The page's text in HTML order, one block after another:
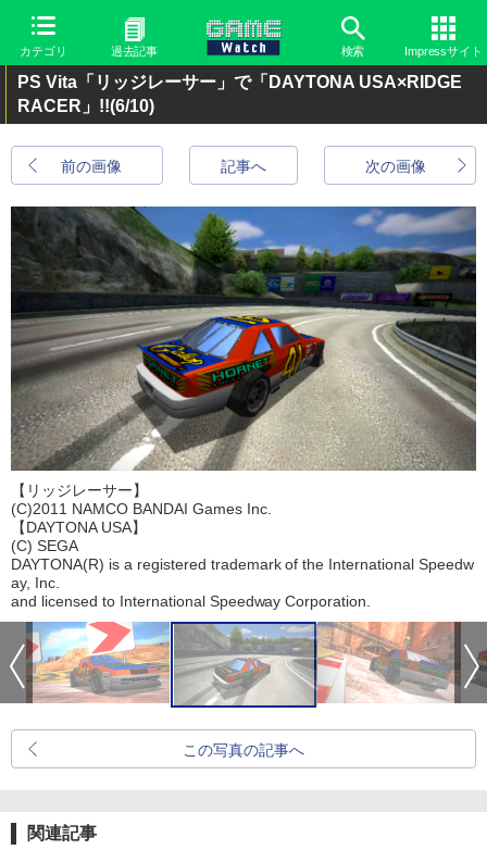
カテゴリ 過去記事 検索 Impressサイト
PS Vita「リッジレーサー」で「DAYTONA USA×RIDGE
RACER」!!(6/10)
前の画像 次の画像
記事へ
【リッジレーサー】
(C)2011 NAMCO BANDAI Games Inc.
【DAYTONA USA】
(C) SEGA
DAYTONA(R) is a registered trademark of the International Speedw
ay, Inc.
and licensed to International Speedway Corporation.
この写真の記事へ
関連記事